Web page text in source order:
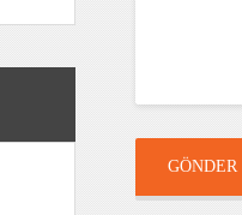
GÖNDER